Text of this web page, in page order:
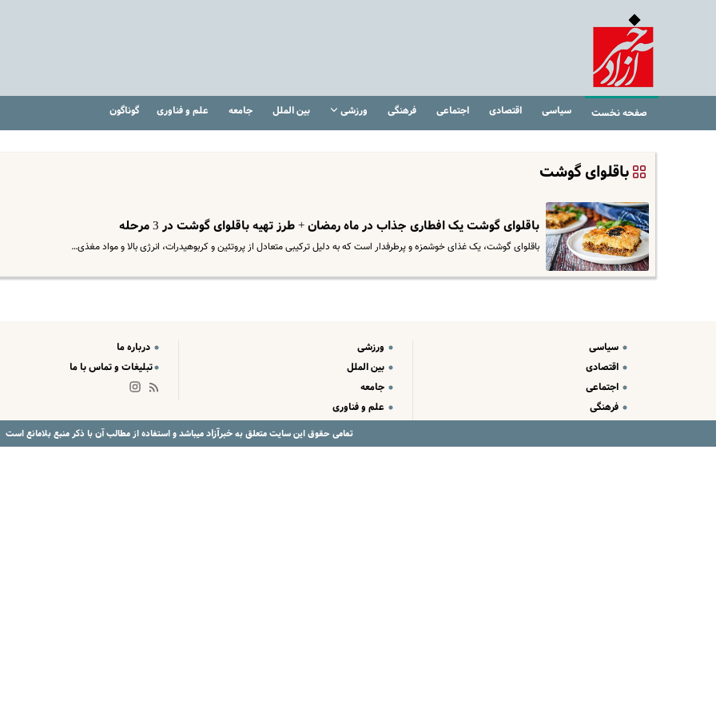
صفحه نخست سیاسی اقتصادی اجتماعی فرهنگی ورزشی بین الملل جامعه علم و فناوری گوناگون
باقلوای گوشت
باقلوای گوشت یک افطاری جذاب در ماه رمضان + طرز تهیه باقلوای گوشت در 3 مرحله
باقلوای گوشت، یک غذای خوشمزه و پرطرفدار است که به دلیل ترکیبی متعادل از پروتئین و کربوهیدرات، انرژی بالا و مواد مغذی…
سیاسی
اقتصادی
اجتماعی
فرهنگی
ورزشی
بین الملل
جامعه
علم و فناوری
درباره ما
تبلیغات و تماس با ما
تمامی حقوق این سایت متعلق بهخبرآزادمیباشد و استفاده از مطالب آن با ذکر منبع بلامانع است